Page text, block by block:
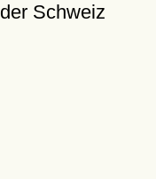
Schweiz